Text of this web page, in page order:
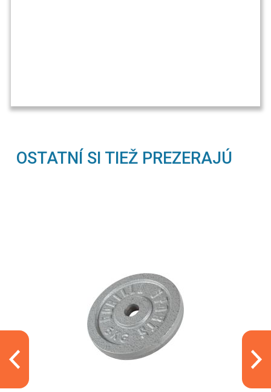
OSTATNÍ SI TIEŽ PREZERAJÚ